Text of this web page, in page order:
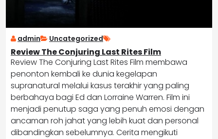
admin Uncategorized
Review The Conjuring Last Rites Film
Review The Conjuring Last Rites Film membawa
penonton kembali ke dunia kegelapan
supranatural melalui kasus terakhir yang paling
berbahaya bagi Ed dan Lorraine Warren. Film ini
menjadi penutup saga yang penuh emosi dengan
ancaman roh jahat yang lebih kuat dan personal
dibandingkan sebelumnya. Cerita mengikuti